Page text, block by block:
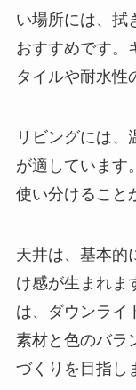
い場所には、拭
おすすめです。
タイルや耐水性
リビングには、
が適しています
使い分けること
天井は、基本的
け感が生まれま
は、ダウンライ
素材と色のバラ
づくりを目指し